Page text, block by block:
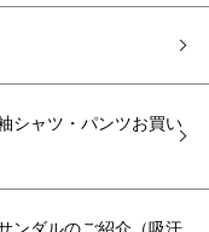
シャツ・パンツお買い
ンダルのご紹介（吸汗